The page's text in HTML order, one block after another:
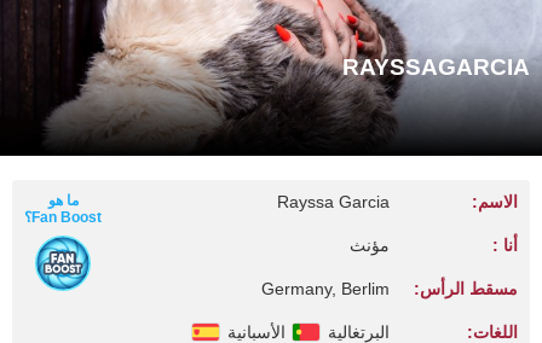
RAYSSAGARCIA
الاسم: Rayssa Garcia
أنا : مؤنث
مسقط الرأس: Germany, Berlim
اللغات: البرتغالية الأسبانية
ما هو
Fan Boost؟